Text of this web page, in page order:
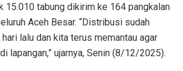
15.010 tabung dikirim ke 164 pangkalan
Aceh Besar. “Distribusi sudah
lalu dan kita terus memantau agar
lapangan,” ujarnya, Senin (8/12/2025).